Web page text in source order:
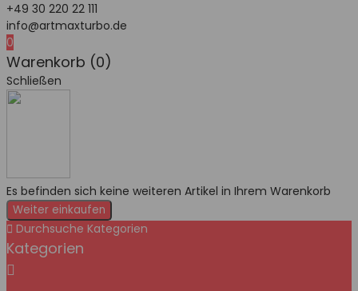
+49 30 220 22 111
info@artmaxturbo.de
0
Warenkorb (0)
Schließen
Es befinden sich keine weiteren Artikel in Ihrem Warenkorb
Weiter einkaufen
 Durchsuche Kategorien
Kategorien
